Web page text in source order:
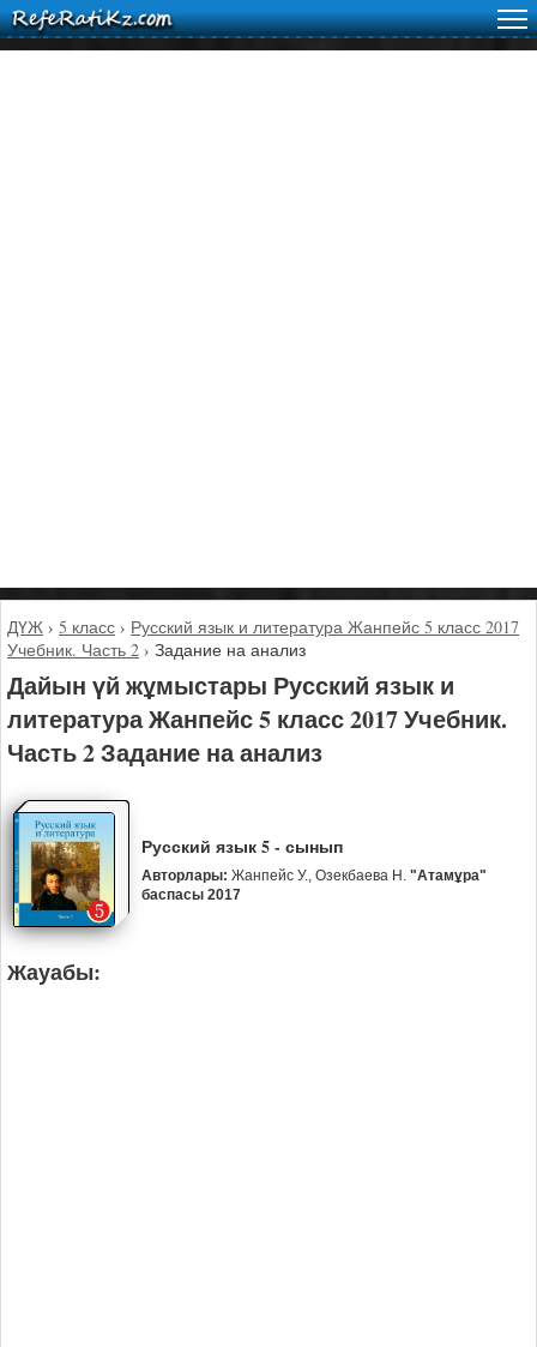
ДҮЖ › 5 класс › Русский язык и литература Жанпейс 5 класс 2017
Учебник. Часть 2 › Задание на анализ
Дайын үй жұмыстары Русский язык и
литература Жанпейс 5 класс 2017 Учебник.
Часть 2 Задание на анализ
Русский язык 5 - сынып
Авторлары: Жанпейс У., Озекбаева Н. "Атамұра"
баспасы 2017
Жауабы: